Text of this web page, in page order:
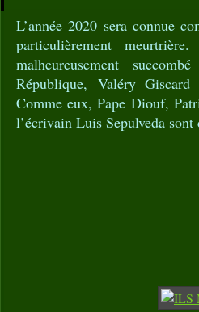
L’année 2020 sera connue
particulièrement
malheureusement
République, Valéry
Comme eux, Pape Diouf,
l’écrivain Luis Sepulveda